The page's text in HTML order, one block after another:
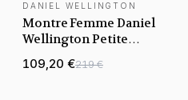
DANIEL WELLINGTON
Montre Femme Daniel
Wellington Petite
Lumine Bezel 5-Link
Two-Tone DW00100665
109,20 €219 €